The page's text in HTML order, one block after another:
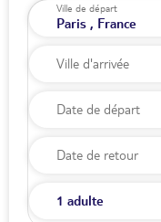
Ville de départ
Date de départ
Date de retour
1 adulte